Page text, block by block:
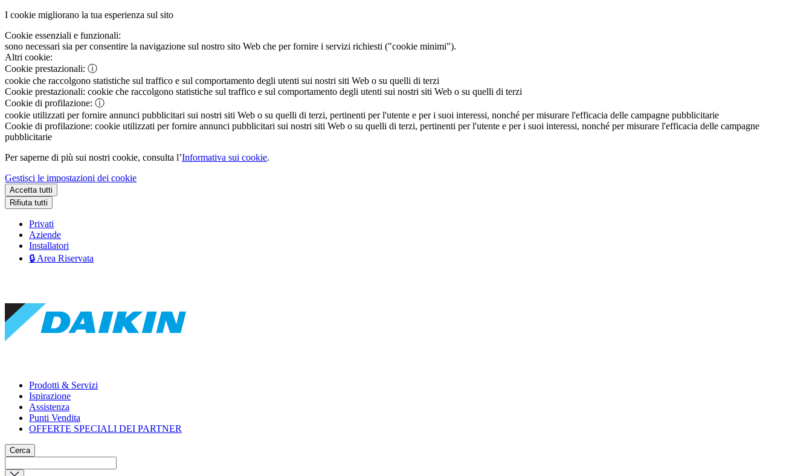
I cookie migliorano la tua esperienza sul sito
Cookie essenziali e funzionali:
sono necessari sia per consentire la navigazione sul nostro sito Web che per fornire i servizi richiesti ("cookie minimi").
Altri cookie:
Cookie prestazionali: ⓘ
cookie che raccolgono statistiche sul traffico e sul comportamento degli utenti sui nostri siti Web o su quelli di terzi
Cookie prestazionali: cookie che raccolgono statistiche sul traffico e sul comportamento degli utenti sui nostri siti Web o su quelli di terzi
Cookie di profilazione: ⓘ
cookie utilizzati per fornire annunci pubblicitari sui nostri siti Web o su quelli di terzi, pertinenti per l'utente e per i suoi interessi, nonché per misurare l'efficacia delle campagne pubblicitarie
Cookie di profilazione: cookie utilizzati per fornire annunci pubblicitari sui nostri siti Web o su quelli di terzi, pertinenti per l'utente e per i suoi interessi, nonché per misurare l'efficacia delle campagne
pubblicitarie
Per saperne di più sui nostri cookie, consulta l’Informativa sui cookie.
Gestisci le impostazioni dei cookie
Accetta tutti
Rifiuta tutti
Privati
Aziende
Installatori
🔒 Area Riservata
Prodotti & Servizi
Ispirazione
Assistenza
Punti Vendita
OFFERTE SPECIALI DEI PARTNER
Cerca